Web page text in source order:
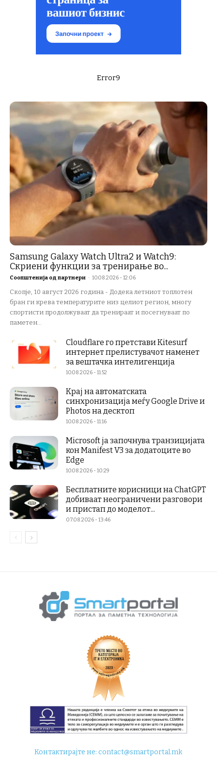
Error9
Samsung Galaxy Watch Ultra2 и Watch9:
Скриени функции за тренирање во...
Соопштенија од партнери - 10.08.2026 - 12:06
Скопје, 10 август 2026 година - Додека летниот топлотен
бран ги крева температурите низ целиот регион, многу
спортисти продолжуваат да тренираат и посегнуваат по
паметен...
Cloudflare го претстави Kitesurf
интернет прелистувачот наменет
за вештачка интелигенција
10.08.2026 - 11:52
Крај на автоматската
синхронизација меѓу Google Drive и
Photos на десктоп
10.08.2026 - 11:16
Microsoft ја започнува транзицијата
кон Manifest V3 за додатоците во
Edge
10.08.2026 - 10:29
Бесплатните корисници на ChatGPT
добиваат неограничени разговори
и пристап до моделот...
07.08.2026 - 13:46
Контактирајте не:contact@smartportal.mk